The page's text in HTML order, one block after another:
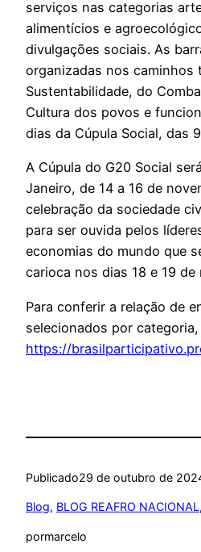
serviços nas categorias
alimentícios e
divulgações sociais. As
organizadas nos caminhos
Sustentabilidade, do
Cultura dos povos e
dias da Cúpula Social, das
A Cúpula do G20 Social
Janeiro, de 14 a 16 de
celebração da sociedade
para ser ouvida pelos
economias do mundo que
carioca nos dias 18 e 19 de
Para conferir a relação de
selecionados por
https://
Publicado29 de outubro de
Blog, BLOG REAFRO NACIONAL,
pormarcelo